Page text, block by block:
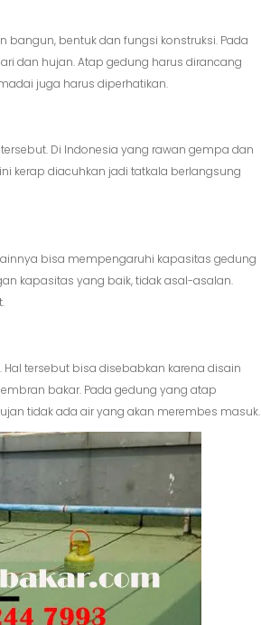
bentuk dan fungsi konstruksi. Pada
dan hujan. Atap gedung harus dirancang
juga harus diperhatikan.
Di Indonesia yang rawan gempa dan
kerap diacuhkan jadi tatkala berlangsung
bisa mempengaruhi kapasitas gedung
kapasitas yang baik, tidak asal-asalan.
tersebut bisa disebabkan karena disain
bakar. Pada gedung yang atap
tidak ada air yang akan merembes masuk.